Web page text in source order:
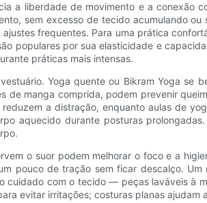
a liberdade de movimento e a conexão
sem excesso de tecido acumulando
frequentes. Para uma prática
populares por sua elasticidade e
práticas mais intensas.
Yoga quente ou Bikram Yoga
manga comprida, podem prevenir
a distração, enquanto aulas de
aquecido durante posturas
o suor podem melhorar o foco e a
pouco de tração sem ficar descalço.
cuidado com o tecido — peças laváveis ​​à
evitar irritações; costuras planas ajudam